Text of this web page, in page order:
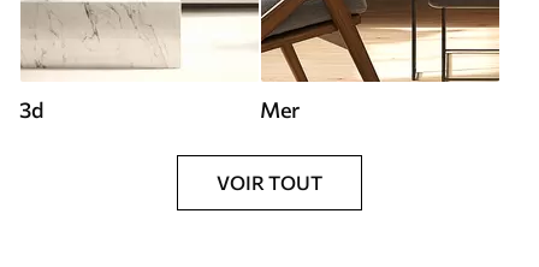
3d Mer
VOIR TOUT